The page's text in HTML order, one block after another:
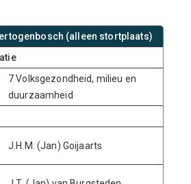
(alleen stortplaats)
7 Volksgezondheid, milieu en
duurzaamheid
J.H.M. (Jan) Goijaarts